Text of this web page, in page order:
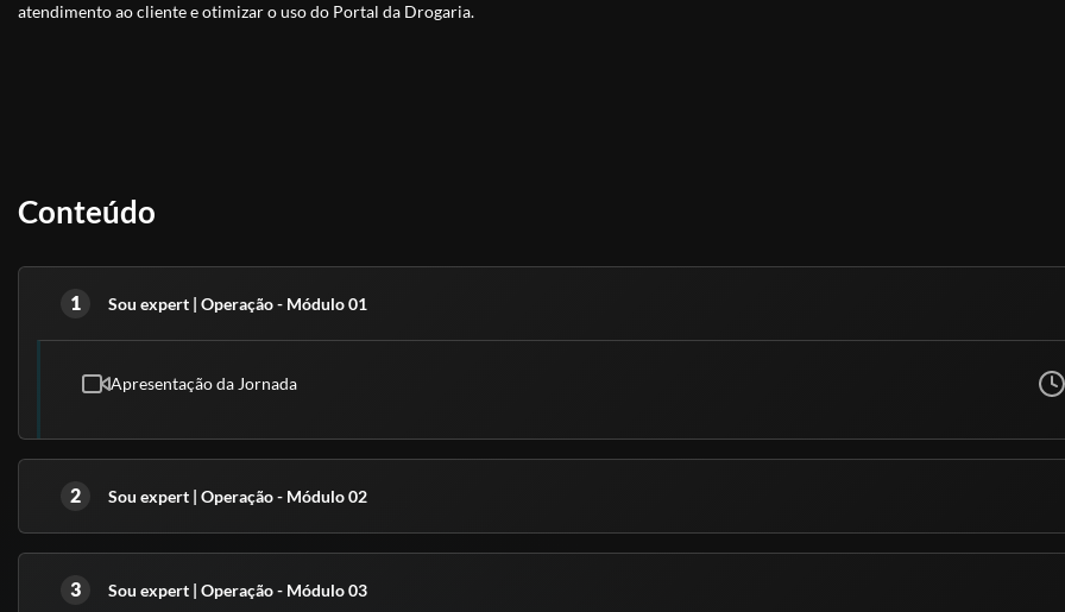
atendimento ao cliente e otimizar o uso do Portal da Drogaria.
Conteúdo
1 Sou expert | Operação - Módulo 01
Apresentação da Jornada
2 Sou expert | Operação - Módulo 02
3 Sou expert | Operação - Módulo 03